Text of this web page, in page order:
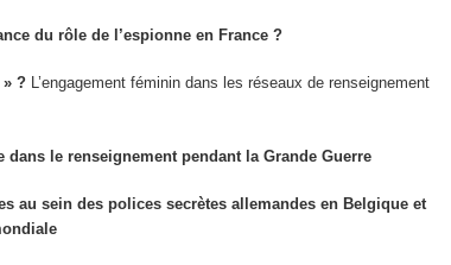
du rôle de l’espionne en France ?
» ? L’engagement féminin dans les réseaux de renseignement
dans le renseignement pendant la Grande Guerre
au sein des polices secrètes allemandes en Belgique et